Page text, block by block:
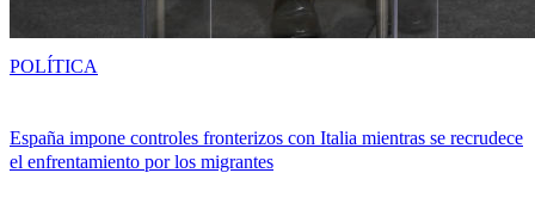
España impone controles fronterizos con Italia mientras se recrudece
el enfrentamiento por los migrantes
POLÍTICA